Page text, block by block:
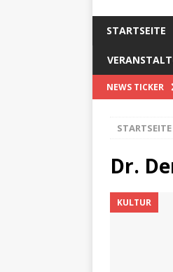
STARTSEITE
NEWS TICKER
STARTSEITE
Dr.
KULTUR